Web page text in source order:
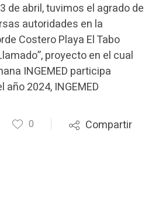
de abril, tuvimos el agrado de
autoridades en la
Costero Playa El Tabo
proyecto en el cual
INGEMED participa
2024, INGEMED
0 Compartir